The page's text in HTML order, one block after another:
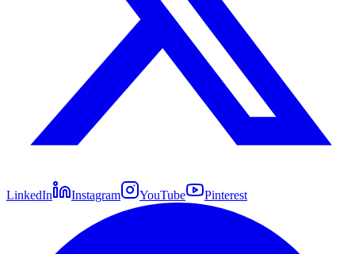
LinkedIn Instagram YouTube Pinterest